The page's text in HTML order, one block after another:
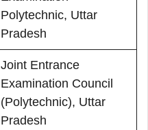
Polytechnic, Uttar
Pradesh
Joint Entrance
Examination Council
(Polytechnic), Uttar
Pradesh